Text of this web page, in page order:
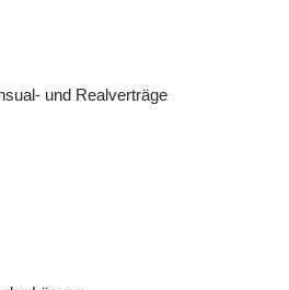
und Realverträge